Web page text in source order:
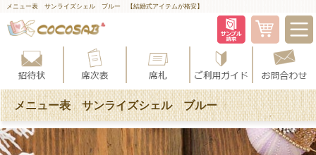
メニュー表 サンライズシェル ブルー 【結婚式アイテムが格安】
メニュー表 サンライズシェル ブルー